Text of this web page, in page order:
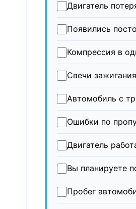
Двигатель
Появились
Компрессия в
Свечи
Автомобиль с
Ошибки по
Двигатель
Вы планируете
Пробег